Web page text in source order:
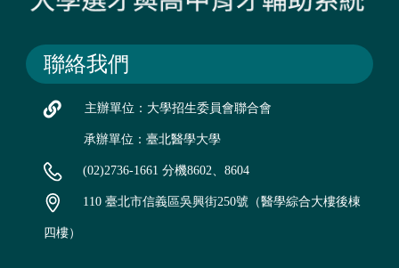
聯絡我們
主辦單位：大學招生委員會聯合會
承辦單位：臺北醫學大學
(02)2736-1661 分機8602、8604
110 臺北市信義區吳興街250號（醫學綜合大樓後棟
四樓）